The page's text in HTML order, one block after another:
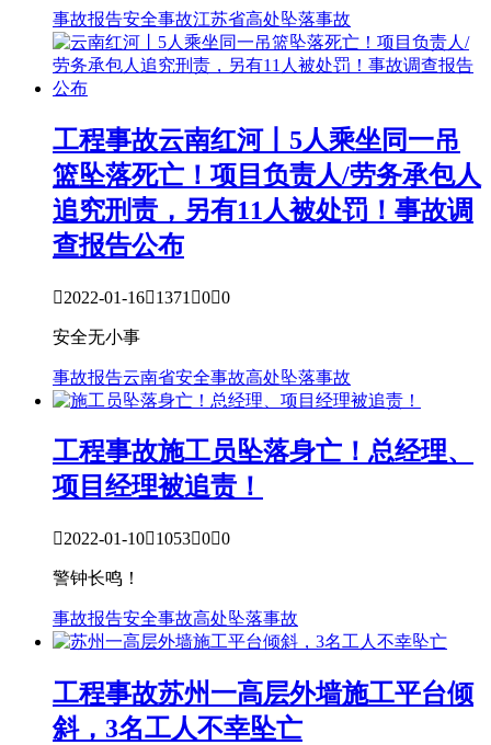
事故报告安全事故江苏省高处坠落事故
工程事故云南红河丨5人乘坐同一吊
篮坠落死亡！项目负责人/劳务承包人
追究刑责，另有11人被处罚！事故调
查报告公布
2022-01-161371 00
安全无小事
事故报告云南省安全事故高处坠落事故
工程事故施工员坠落身亡！总经理、
项目经理被追责！
2022-01-10105300
警钟长鸣！
事故报告安全事故高处坠落事故
工程事故苏州一高层外墙施工平台倾
斜，3名工人不幸坠亡